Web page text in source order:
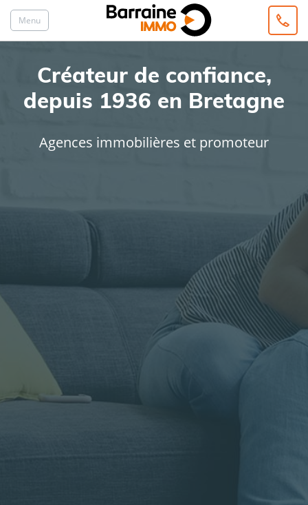
Menu
Créateur de confiance,
depuis 1936 en Bretagne
Agences immobilières et promoteur
Rayon